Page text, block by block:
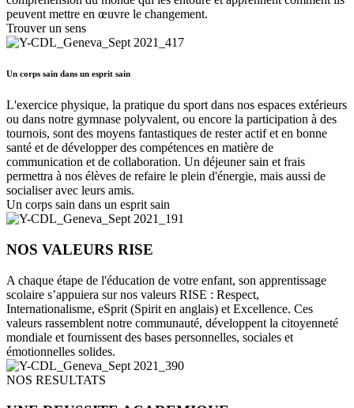
peuvent mettre en œuvre le changement.
Trouver un sens
Un corps sain dans un esprit sain
L'exercice physique, la pratique du sport dans nos espaces extérieurs
ou dans notre gymnase polyvalent, ou encore la participation à des
tournois, sont des moyens fantastiques de rester actif et en bonne
santé et de développer des compétences en matière de
communication et de collaboration. Un déjeuner sain et frais
permettra à nos élèves de refaire le plein d'énergie, mais aussi de
socialiser avec leurs amis.
Un corps sain dans un esprit sain
NOS VALEURS RISE
A chaque étape de l'éducation de votre enfant, son apprentissage
scolaire s’appuiera sur nos valeurs RISE : Respect,
Internationalisme, eSprit (Spirit en anglais) et Excellence. Ces
valeurs rassemblent notre communauté, développent la citoyenneté
mondiale et fournissent des bases personnelles, sociales et
émotionnelles solides.
NOS RESULTATS